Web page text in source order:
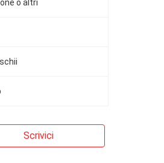
o altri
Scrivici